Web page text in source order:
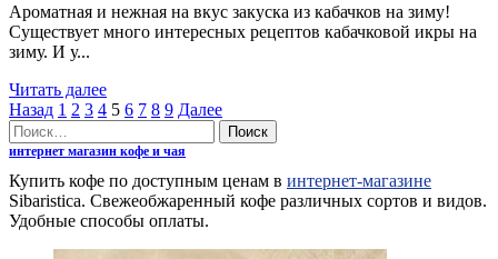
Ароматная и нежная на вкус закуска из кабачков на зиму!
Существует много интересных рецептов кабачковой икры на
зиму. И у...
Читать далееПрочитать
больше
Кабачковая
с
морковью
на
зиму
Пагинация
записей
Назад 1 2 3 4 5 6 7 8 9 Далее
Найти:
интернет магазин кофе и чая
Купить кофе по доступным ценам в интернет-магазине
Sibaristica. Свежеобжаренный кофе различных сортов и видов.
Удобные способы оплаты.